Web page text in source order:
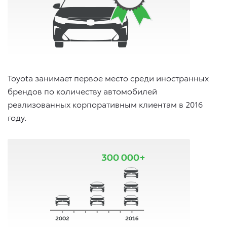
Toyota занимает первое место среди иностранных
брендов по количеству автомобилей
реализованных корпоративным клиентам в 2016
году.